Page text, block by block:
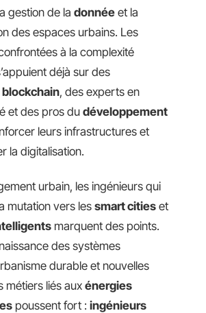
gestion de la donnée et la
des espaces urbains. Les
à la complexité
déjà sur des
, des experts en
et des pros du développement
leurs infrastructures et
la digitalisation.
urbain, les ingénieurs qui
mutation vers les smart cities et
marquent des points.
des systèmes
durable et nouvelles
métiers liés aux énergies
poussent fort : ingénieurs